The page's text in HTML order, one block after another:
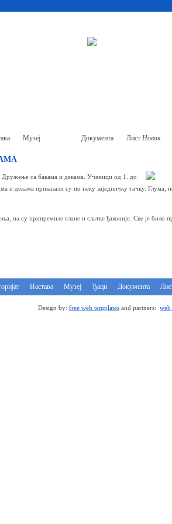
Музеј Документа Лист Новак
са бакама и декама. Ученици од 1. до
и декама приказали су по неку заједничку тачку.
па су припремиле слане и слатке ђаконије. Све је
Настава Музеј Ђаци Документа
Design by: free web templates and partners: web